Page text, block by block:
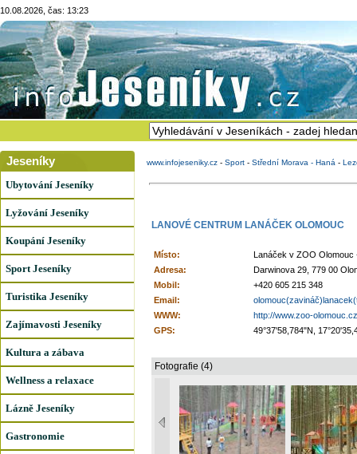
10.08.2026, čas: 13:23
Jeseníky
Ubytování Jeseníky
Lyžování Jeseníky
Koupání Jeseníky
Sport Jeseníky
Turistika Jeseníky
Zajímavosti Jeseníky
Kultura a zábava
Wellness a relaxace
Lázně Jeseníky
Gastronomie
www.infojeseniky.cz - Sport - Střední Morava - Haná -
LANOVÉ CENTRUM LANÁČEK OLOMOUC
Místo:
Lanáček v ZOO Olomouc
Adresa:
Darwinova 29, 779 00
Mobil:
+420 605 215 348
Email:
WWW:
http://www.zoo-
GPS:
49°37'58,784"N,
Fotografie (4)